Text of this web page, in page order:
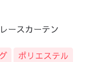
ースカーテン
ポリエステル